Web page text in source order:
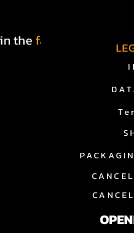
auf amerikanische Fahrzeuge.
und Expertise.
thefast lane.